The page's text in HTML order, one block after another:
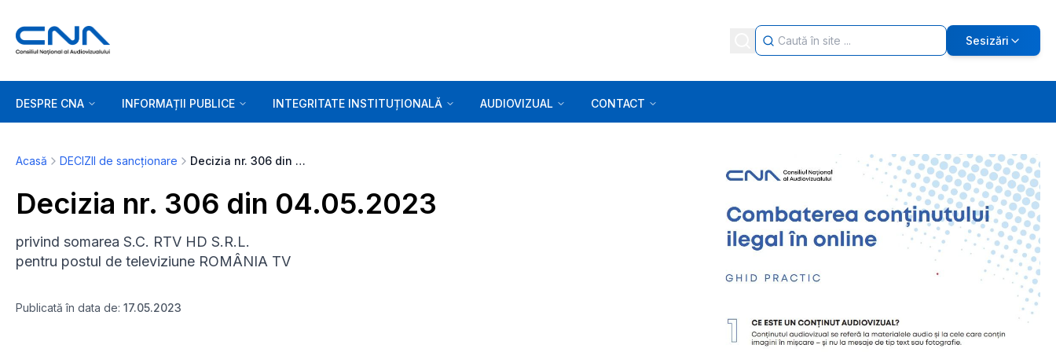
Sesizări
DESPRE CNA INFORMAȚII PUBLICE INTEGRITATE INSTITUȚIONALĂ AUDIOVIZUAL CONTACT
Acasă DECIZII de sancționare Decizia nr. 306 din 04.05.2023
Decizia nr. 306 din 04.05.2023
privind somarea S.C. RTV HD S.R.L.
pentru postul de televiziune ROMÂNIA TV
Publicată în data de: 17.05.2023